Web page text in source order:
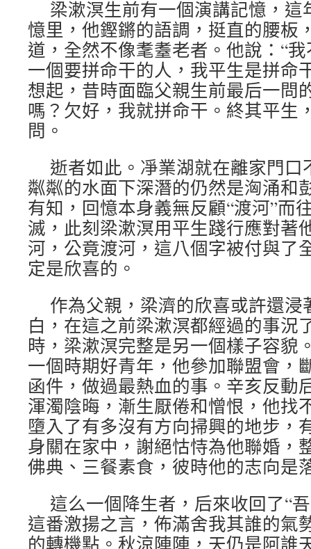
梁漱溟生前有一個演講記憶，這
憶里，他鏗鏘的語調，挺直的腰板
道，全然不像耄耋老者。他說：“
一個要拼命干的人，我平生是拼命
想起，昔時面臨父親生前最后一問
嗎？欠好，我就拼命干。終其平生
問。
逝者如此。凈業湖就在離家門
粼粼的水面下深潛的仍然是洶涌和
有知，回憶本身義無反顧“渡河”而
滅，此刻梁漱溟用平生踐行應對著
河，公竟渡河，這八個字被付與了
定是欣喜的。
作為父親，梁濟的欣喜或許還
白，在這之前梁漱溟都經過的事況
時，梁漱溟完整是另一個樣子容貌
一個時期好青年，他參加聯盟會，
函件，做過最熱血的事。辛亥反動
渾濁陰晦，漸生厭倦和憎恨，他找
墮入了有多沒有方向掃興的地步，
身關在家中，謝絕怙恃為他聯婚，
佛典、三餐素食，彼時他的志向是
這么一個降生者，后來收回了“
這番激揚之言，佈滿舍我其誰的氣
的轉機點。秋涼陣陣，天仍是阿誰